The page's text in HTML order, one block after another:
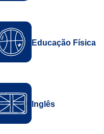
Educação Física
Inglês